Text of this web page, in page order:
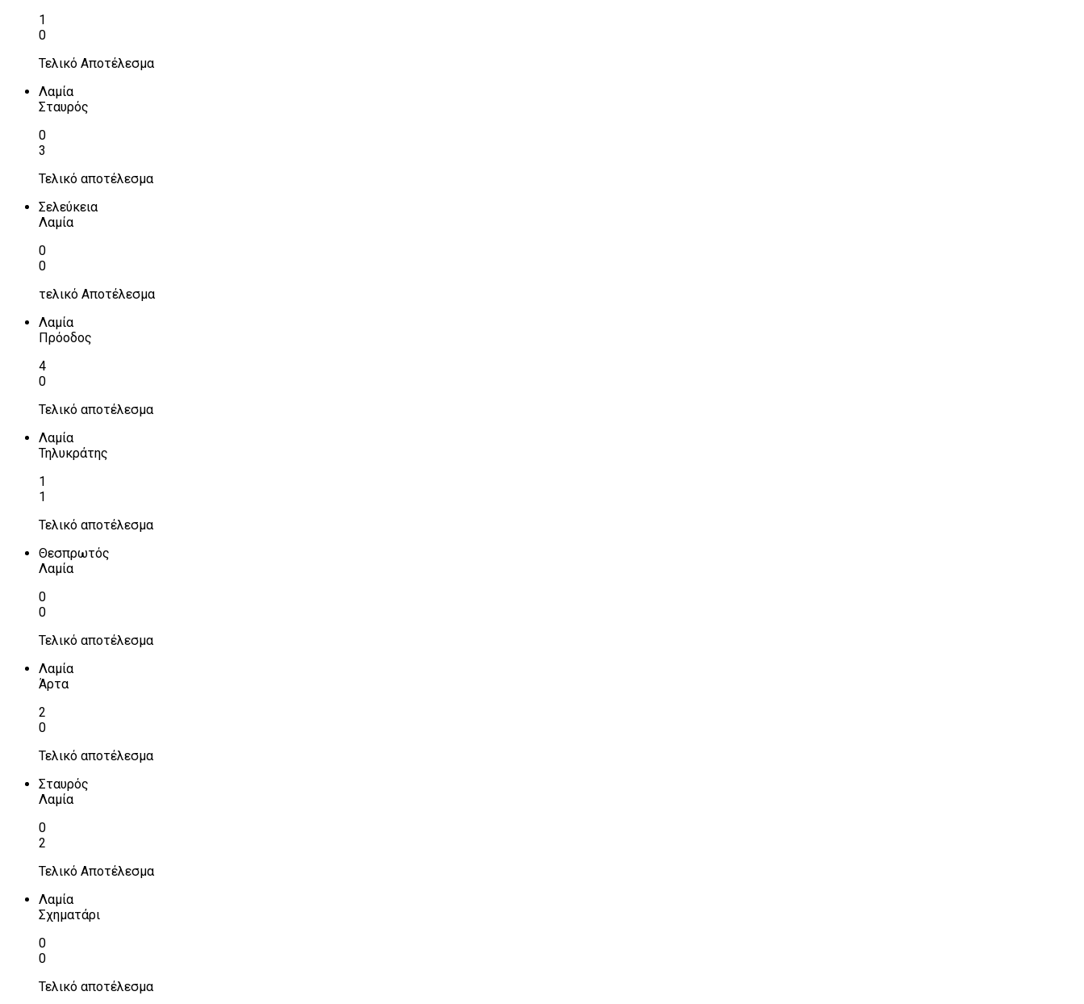
1
0
Τελικό Αποτέλεσμα
Λαμία
Σταυρός
0
3
Τελικό αποτέλεσμα
Σελεύκεια
Λαμία
0
0
τελικό Αποτέλεσμα
Λαμία
Πρόοδος
4
0
Τελικό αποτέλεσμα
Λαμία
Τηλυκράτης
1
1
Τελικό αποτέλεσμα
Θεσπρωτός
Λαμία
0
0
Τελικό αποτέλεσμα
Λαμία
Άρτα
2
0
Τελικό αποτέλεσμα
Σταυρός
Λαμία
0
2
Τελικό Αποτέλεσμα
Λαμία
Σχηματάρι
0
0
Τελικό αποτέλεσμα